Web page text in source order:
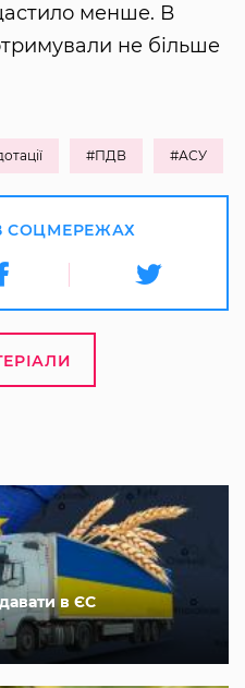
менше. В
не більше
#ПДВ #АСУ
СОЦМЕРЕЖАХ
в ЄС